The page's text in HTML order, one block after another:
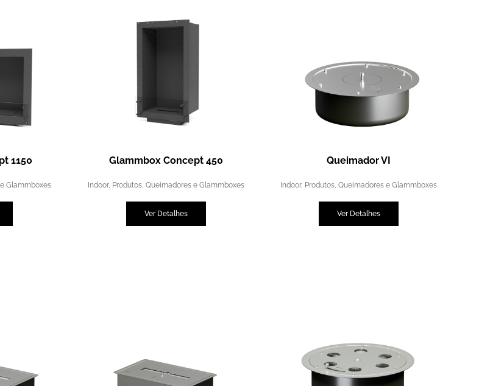
1150
Glammboxes
Glammbox Concept 450
Indoor, Produtos, Queimadores e Glammboxes
Ver Detalhes
Queimador VI
Indoor, Produtos ,Queimadores e Glammboxes
Ver Detalhes